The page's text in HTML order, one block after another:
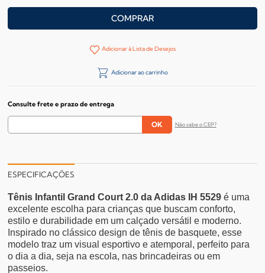
COMPRAR
Adicionar à Lista de Desejos
Adicionar ao carrinho
Consulte frete e prazo de entrega
Não sabe o CEP?
ESPECIFICAÇÕES
Tênis Infantil Grand Court 2.0 da Adidas IH 5529 é uma
excelente escolha para crianças que buscam conforto,
estilo e durabilidade em um calçado versátil e moderno.
Inspirado no clássico design de tênis de basquete, esse
modelo traz um visual esportivo e atemporal, perfeito para
o dia a dia, seja na escola, nas brincadeiras ou em
passeios.